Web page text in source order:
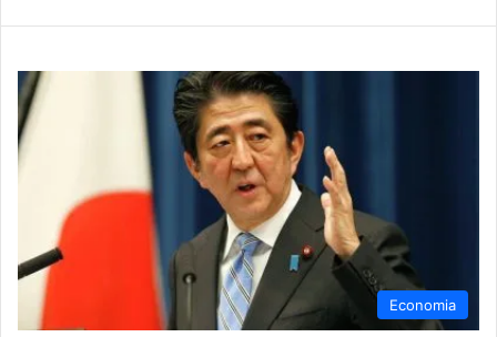
Economia